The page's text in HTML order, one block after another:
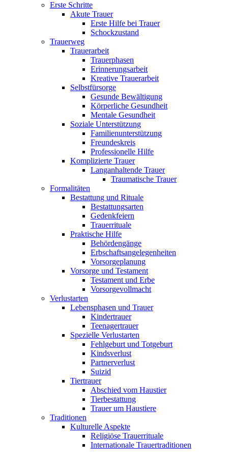
Erste Schritte
Akute Trauer
Erste Hilfe bei Trauer
Schockzustand
Trauerweg
Trauerarbeit
Trauerphasen
Erinnerungsarbeit
Kreative Trauerarbeit
Selbstfürsorge
Gesunde Bewältigung
Körperliche Gesundheit
Mentale Gesundheit
Soziale Unterstützung
Familienunterstützung
Freundeskreis
Professionelle Hilfe
Komplizierte Trauer
Langanhaltende Trauer
Traumatische Trauer
Formalitäten
Bestattung und Rituale
Bestattungsarten
Gedenkfeiern
Trauerrituale
Praktische Hilfe
Behördengänge
Erbschaftsangelegenheiten
Vorsorgeplanung
Vorsorge und Testament
Testament und Erbe
Vorsorgevollmacht
Verlustarten
Lebensphasen und Trauer
Kindertrauer
Teenagertrauer
Spezielle Verlustarten
Fehlgeburt und Totgeburt
Kindsverlust
Partnerverlust
Suizid
Tiertrauer
Abschied vom Haustier
Tierbestattung
Trauer um Haustiere
Traditionen
Kulturelle Aspekte
Religiöse Trauerrituale
Internationale Trauertraditionen